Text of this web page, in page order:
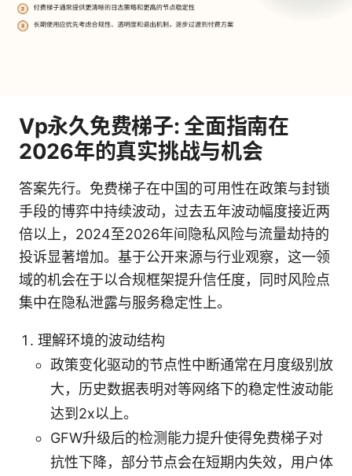
Vp永久免费梯子: 全面指南在
2026年的真实挑战与机会
答案先行。免费梯子在中国的可用性在政策与封锁
手段的博弈中持续波动，过去五年波动幅度接近两
倍以上，2024至2026年间隐私风险与流量劫持的
投诉显著增加。基于公开来源与行业观察，这一领
域的机会在于以合规框架提升信任度，同时风险点
集中在隐私泄露与服务稳定性上。
理解环境的波动结构
政策变化驱动的节点性中断通常在月度级别放
大，历史数据表明对等网络下的稳定性波动能
达到2x以上。
GFW升级后的检测能力提升使得免费梯子对
抗性下降，部分节点会在短期内失效，用户体